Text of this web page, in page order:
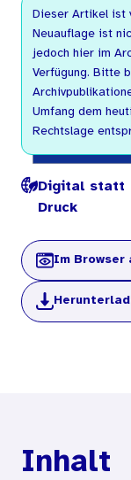
Dieser Artikel ist
Neuauflage ist
jedoch hier im
Verfügung. Bitte
Umfang dem
Rechtslage
Digital statt
Druck
Im Browser
Inhalt